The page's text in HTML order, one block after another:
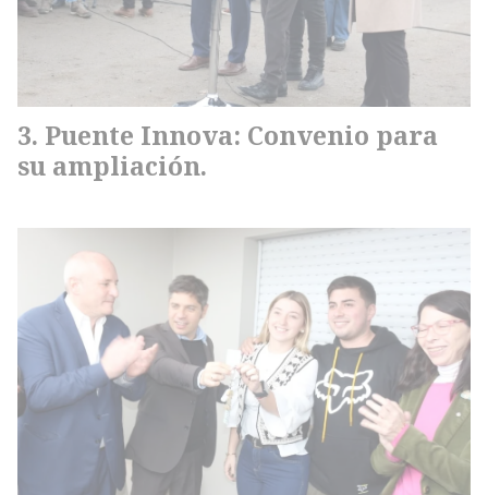
Puente Innova: Convenio para
su ampliación.